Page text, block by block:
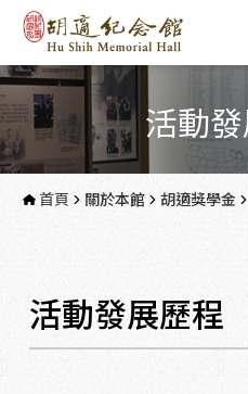
活動
首頁 關於本館 胡適獎學金
活動發展歷程